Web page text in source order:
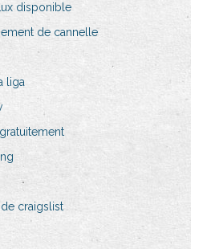
disponible
de cannelle
liga
craigslist